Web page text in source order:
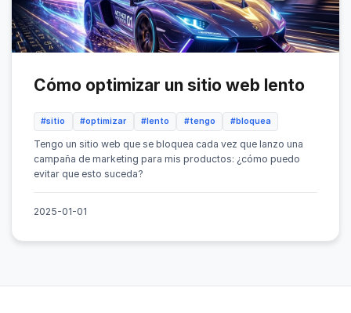
Cómo optimizar un sitio web lento
#sitio #optimizar #lento #tengo #bloquea
Tengo un sitio web que se bloquea cada vez que lanzo una
campaña de marketing para mis productos: ¿cómo puedo
evitar que esto suceda?
2025-01-01